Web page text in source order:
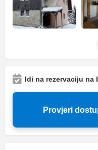
Idi na rezervaciju na
Provjeri